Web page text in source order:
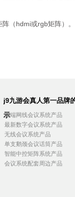
（hdmi或rgb矩阵）。
j9九游会真人第一品牌
示
高端网线会议系统产品
最新数字会议系统产品
无线会议系统产品
单支鹅颈会议话筒产品
智能中控矩阵系统产品
会议系统配套周边产品